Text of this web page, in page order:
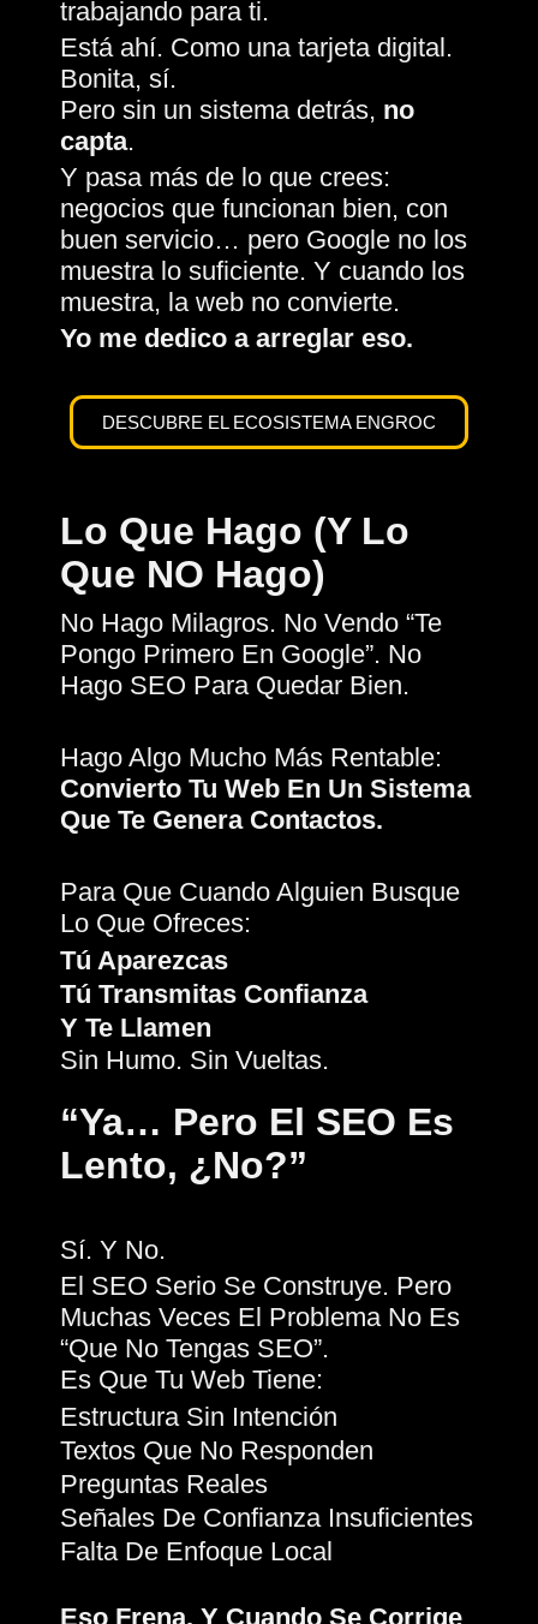
trabajando para ti.
Está ahí. Como una tarjeta digital.
Bonita, sí.
Pero sin un sistema detrás, no
capta.
Y pasa más de lo que crees:
negocios que funcionan bien, con
buen servicio… pero Google no los
muestra lo suficiente. Y cuando los
muestra, la web no convierte.
Yo me dedico a arreglar eso.
DESCUBRE EL ECOSISTEMA ENGROC
Lo Que Hago (y Lo
Que NO Hago)
No Hago Milagros. No Vendo “te
Pongo Primero En Google”. No
Hago SEO Para Quedar Bien.
Hago Algo Mucho Más Rentable:
Convierto Tu Web En Un Sistema
Que Te Genera Contactos.
Para Que Cuando Alguien Busque
Lo Que Ofreces:
Tú Aparezcas
Tú Transmitas Confianza
Y Te Llamen
Sin Humo. Sin Vueltas.
“Ya… Pero El SEO Es
Lento, ¿no?”
Sí. Y No.
El SEO Serio Se Construye. Pero
Muchas Veces El Problema No Es
“que No Tengas SEO”.
Es Que Tu Web Tiene:
Estructura Sin Intención
Textos Que No Responden
Preguntas Reales
Señales De Confianza Insuficientes
Falta De Enfoque Local
Eso Frena. Y Cuando Se Corrige